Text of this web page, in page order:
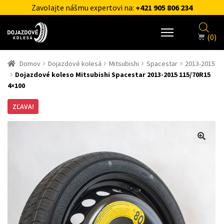
Zavolajte nášmu expertovi na: +421 905 806 234
(0)
Domov Dojazdové kolesá Mitsubishi Spacestar
2013-2015
Dojazdové koleso Mitsubishi Spacestar 2013-2015 115/70R15
4×100
ZĽAVA!